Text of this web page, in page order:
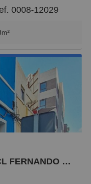
0008-12029
102, Guanarteme